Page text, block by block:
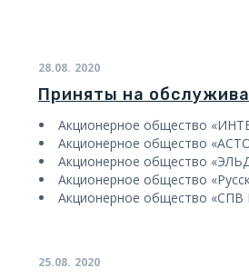
28.08. 2020
Приняты на
Акционерное общество
Акционерное общество
Акционерное общество
Акционерное общество
Акционерное общество «СПВ
25.08. 2020